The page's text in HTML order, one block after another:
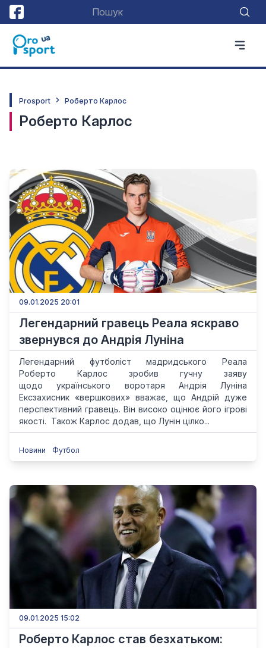
Prosport Роберто Карлос
Роберто Карлос
09.01.2025 20:01
Легендарний гравець Реала яскраво
звернувся до Андрія Луніна
Легендарний футболіст мадридського Реала
Роберто Карлос зробив гучну заяву
щодо українського воротаря Андрія Луніна
Ексзахисник «вершкових» вважає, що Андрій дуже
перспективний гравець. Він високо оцінює його ігрові
якості. Також Карлос додав, що Лунін цілко...
Новини Футбол
09.01.2025 15:02
Роберто Карлос став безхатьком: